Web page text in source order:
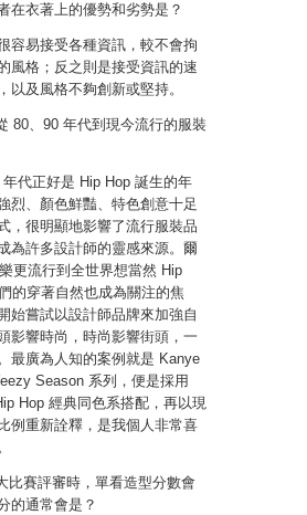
在衣著上的優勢和劣勢是？
容易接受各種資訊，較不會拘
風格；反之則是接受資訊的速
以及風格不夠創新或堅持。
80、90 年代到現今流行的服裝
年代正好是 Hip Hop 誕生的年
烈、顏色鮮豔、特色創意十足
，很明顯地影響了流行服裝品
為許多設計師的靈感來源。爾
更流行到全世界想當然 Hip
的穿著自然也成為關注的焦
始嘗試以設計師品牌來加強自
影響時尚，時尚影響街頭，一
最廣為人知的案例就是 Kanye
Season 系列，便是採用
Hop 經典同色系搭配，再以現
例重新詮釋，是我個人非常喜
比賽評審時，單看造型分數會
的通常會是？